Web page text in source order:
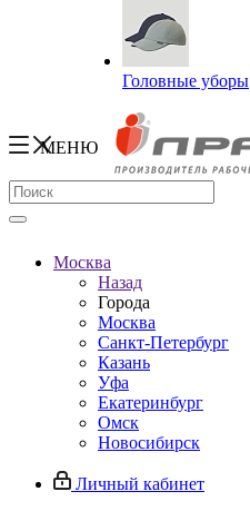
Головные уборы
МЕНЮ
Москва
Назад
Города
Москва
Санкт-Петербург
Казань
Уфа
Екатеринбург
Омск
Новосибирск
Личный кабинет